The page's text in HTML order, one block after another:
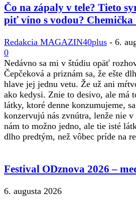
Čo na zápaly v tele? Tieto
piť víno s vodou?
Redakcia MAGAZIN40plus - 6.
0
Nedávno sa mi v štúdiu opäť
Čepčeková a priznám sa, že ešte
hlave jej jednu vetu. Že už ani
ako kedysi. Znie to desivo, ale má
látky, ktoré denne konzumujeme,
konzervujú nás zvnútra, lenže nie
nám to možno jedno, ale tie isté
dlho predtým, než vôbec príde na
Festival ODznova 2026 –
6. augusta 2026